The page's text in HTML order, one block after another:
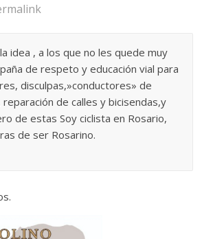
idea , a los que no les quede muy
de respeto y educación vial para
disculpas,»conductores» de
de calles y bicisendas,y
de estas Soy ciclista en Rosario,
de ser Rosarino.